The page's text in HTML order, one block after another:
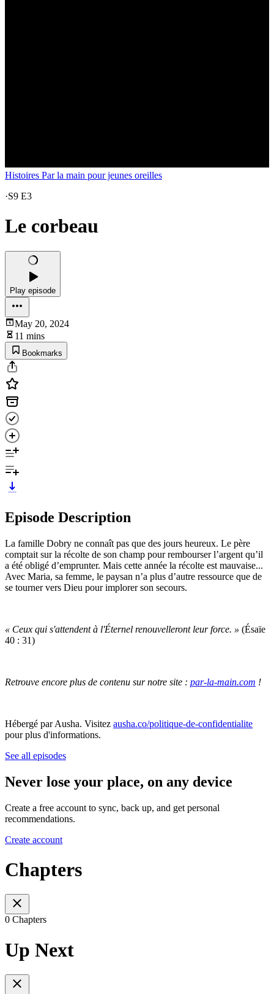
Histoires Par la main pour jeunes oreilles
·S9 E3
Le corbeau
Play episode
May 20, 2024
11 mins
Bookmarks
Episode Description
La famille Dobry ne connaît pas que des jours heureux. Le père
comptait sur la récolte de son champ pour rembourser l’argent qu’il
a été obligé d’emprunter. Mais cette année la récolte est mauvaise...
Avec Maria, sa femme, le paysan n’a plus d’autre ressource que de
se tourner vers Dieu pour implorer son secours.
« Ceux qui s'attendent à l'Éternel renouvelleront leur force. » (Ésaïe
40 : 31)
Retrouve encore plus de contenu sur notre site : par-la-main.com !
Hébergé par Ausha. Visitez ausha.co/politique-de-confidentialite
pour plus d'informations.
See all episodes
Never lose your place, on any device
Create a free account to sync, back up, and get personal
recommendations.
Create account
Chapters
0 Chapters
Up Next